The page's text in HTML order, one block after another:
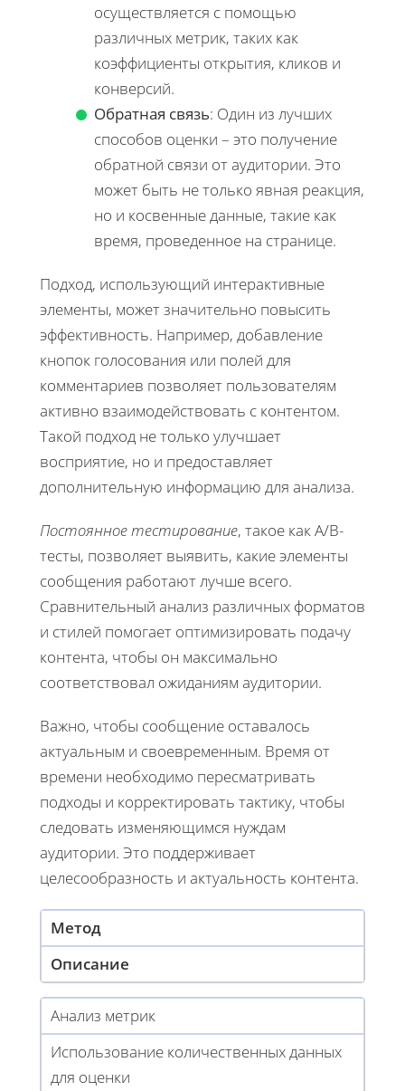
осуществляется с помощью
различных метрик, таких как
коэффициенты открытия, кликов и
конверсий.
Обратная связь: Один из лучших
способов оценки – это получение
обратной связи от аудитории. Это
может быть не только явная реакция,
но и косвенные данные, такие как
время, проведенное на странице.
Подход, использующий интерактивные
элементы, может значительно повысить
эффективность. Например, добавление
кнопок голосования или полей для
комментариев позволяет пользователям
активно взаимодействовать с контентом.
Такой подход не только улучшает
восприятие, но и предоставляет
дополнительную информацию для анализа.
Постоянное тестирование, такое как A/B-
тесты, позволяет выявить, какие элементы
сообщения работают лучше всего.
Сравнительный анализ различных форматов
и стилей помогает оптимизировать подачу
контента, чтобы он максимально
соответствовал ожиданиям аудитории.
Важно, чтобы сообщение оставалось
актуальным и своевременным. Время от
времени необходимо пересматривать
подходы и корректировать тактику, чтобы
следовать изменяющимся нуждам
аудитории. Это поддерживает
целесообразность и актуальность контента.
Метод
Описание
Анализ метрик
Использование количественных данных
для оценки